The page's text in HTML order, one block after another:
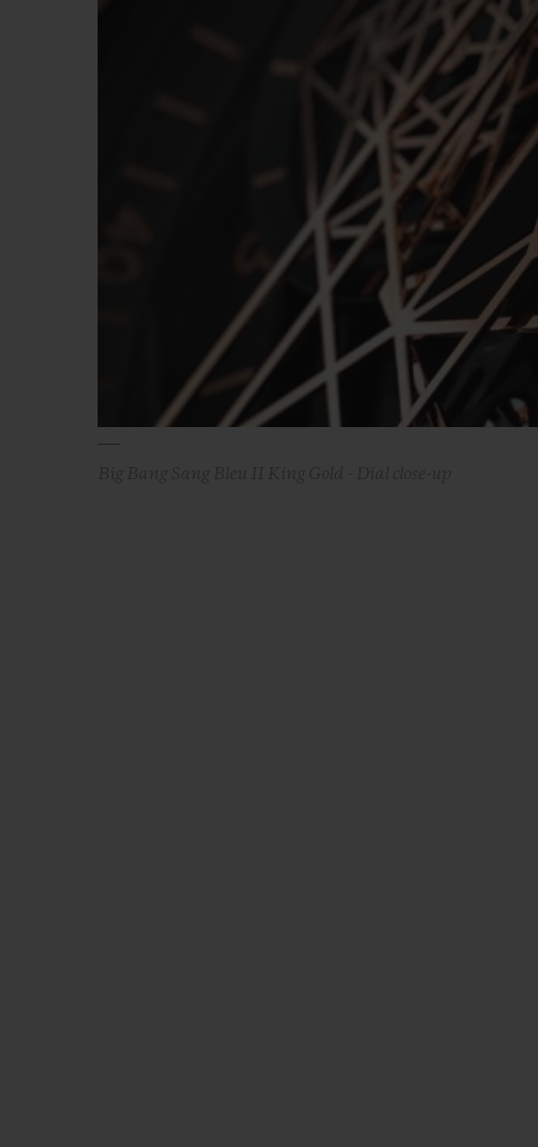
5+5 워런티
휴블로티스타 및 연장
보증
연락처